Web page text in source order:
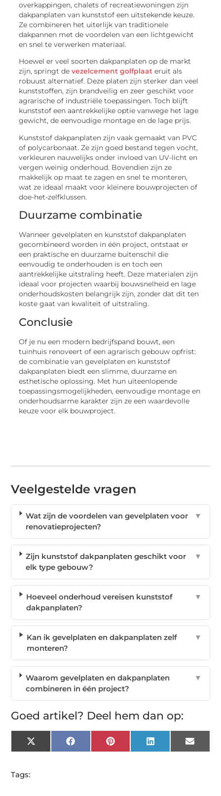
overkappingen, chalets of recreatiewoningen zijn
dakpanplaten van kunststof een uitstekende keuze.
Ze combineren het uiterlijk van traditionele
dakpannen met de voordelen van een lichtgewicht
en snel te verwerken materiaal.
Hoewel er veel soorten dakpanplaten op de markt
zijn, springt devezelcement golfplaat eruit als
robuust alternatief. Deze platen zijn sterker dan veel
kunststoffen, zijn brandveilig en zeer geschikt voor
agrarische of industriële toepassingen. Toch blijft
kunststof een aantrekkelijke optie vanwege het lage
gewicht, de eenvoudige montage en de lage prijs.
Kunststof dakpanplaten zijn vaak gemaakt van PVC
of polycarbonaat. Ze zijn goed bestand tegen vocht,
verkleuren nauwelijks onder invloed van UV-licht en
vergen weinig onderhoud. Bovendien zijn ze
makkelijk op maat te zagen en snel te monteren,
wat ze ideaal maakt voor kleinere bouwprojecten of
doe-het-zelfklussen.
Duurzame combinatie
Wanneer gevelplaten en kunststof dakpanplaten
gecombineerd worden in één project, ontstaat er
een praktische en duurzame buitenschil die
eenvoudig te onderhouden is en toch een
aantrekkelijke uitstraling heeft. Deze materialen zijn
ideaal voor projecten waarbij bouwsnelheid en lage
onderhoudskosten belangrijk zijn, zonder dat dit ten
koste gaat van kwaliteit of uitstraling.
Conclusie
Of je nu een modern bedrijfspand bouwt, een
tuinhuis renoveert of een agrarisch gebouw opfrist:
de combinatie van gevelplaten en kunststof
dakpanplaten biedt een slimme, duurzame en
esthetische oplossing. Met hun uiteenlopende
toepassingsmogelijkheden, eenvoudige montage en
onderhoudsarme karakter zijn ze een waardevolle
keuze voor elk bouwproject.
Veelgestelde vragen
Wat zijn de voordelen van gevelplaten voor
renovatieprojecten?
▼
Zijn kunststof dakpanplaten geschikt voor
elk type gebouw?
▼
Hoeveel onderhoud vereisen kunststof
dakpanplaten?
▼
Kan ik gevelplaten en dakpanplaten zelf
monteren?
▼
Waarom gevelplaten en dakpanplaten
combineren in één project?
▼
Goed artikel? Deel hem dan op:
X
(Twitter)
FacebookPinterest LinkedIn Email
Tags: